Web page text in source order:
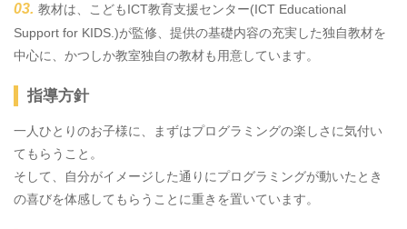
教材は、こどもICT教育支援センター(ICT Educational
Support for KIDS.)が監修、提供の基礎内容の充実した独自教材を
中心に、かつしか教室独自の教材も用意しています。
指導方針
一人ひとりのお子様に、まずはプログラミングの楽しさに気付い
てもらうこと。
そして、自分がイメージした通りにプログラミングが動いたとき
の喜びを体感してもらうことに重きを置いています。